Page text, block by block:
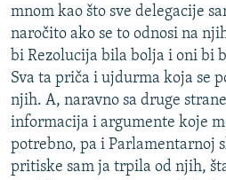
mnom kao što sve delegacije
naročito ako se to odnosi na
bi Rezolucija bila bolja i oni bi
Sva ta priča i ujdurma koja se
njih. A, naravno sa druge
informacija i argumente koje
potrebno, pa i Parlamentarnoj
pritiske sam ja trpila od njih,